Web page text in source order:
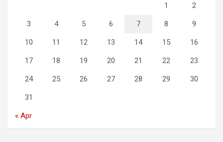
1 2
3 4 5 6 7 8 9
10 11 12 13 14 15 16
17 18 19 20 21 22 23
24 25 26 27 28 29 30
31
« Apr